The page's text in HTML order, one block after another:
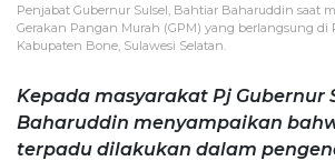
Penjabat Gubernur Sulsel, Bahtiar Baharuddin saat
Gerakan Pangan Murah (GPM) yang berlangsung di
Kabupaten Bone, Sulawesi Selatan.
Kepada masyarakat Pj Gubernur
Baharuddin menyampaikan
terpadu dilakukan dalam